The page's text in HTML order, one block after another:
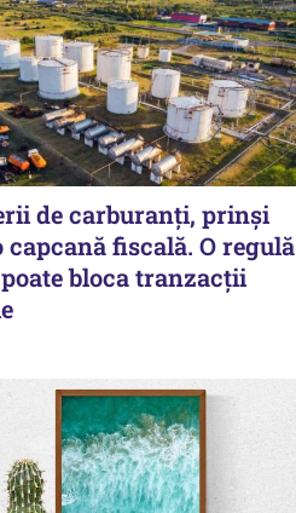
de carburanți, prinși
fiscală. O regulă
bloca tranzacții